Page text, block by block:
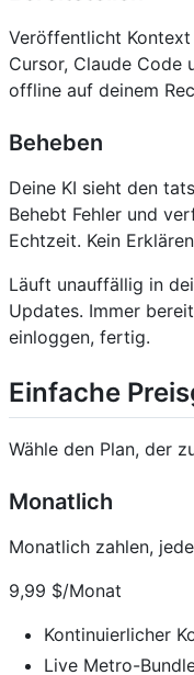
Veröffentlicht
Cursor, Claude Code
offline auf deinem
Beheben
Deine KI sieht den
Behebt Fehler und
Echtzeit. Kein
Läuft unauffällig in
Updates. Immer
einloggen, fertig.
Einfache
Wähle den Plan, der
Monatlich
Monatlich zahlen,
9,99 $/Monat
Kontinuierlicher
Live Metro-